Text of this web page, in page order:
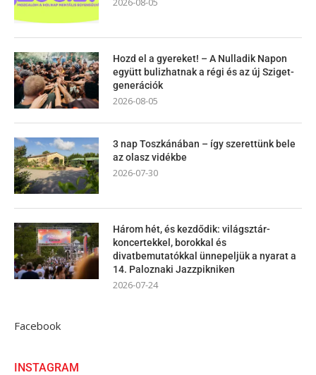
Hozd el a gyereket! – A Nulladik Napon
együtt bulizhatnak a régi és az új Sziget-
generációk
2026-08-05
3 nap Toszkánában – így szerettünk bele
az olasz vidékbe
2026-07-30
Három hét, és kezdődik: világsztár-
koncertekkel, borokkal és
divatbemutatókkal ünnepeljük a nyarat a
14. Paloznaki Jazzpikniken
2026-07-24
Facebook
INSTAGRAM